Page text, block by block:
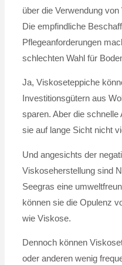
über die Verwendung
Die empfindliche
Pflegeanforderungen
schlechten Wahl für
Ja, Viskoseteppiche
Investitionsgütern aus
sparen. Aber die
sie auf lange Sicht nicht
Und angesichts der
Viskoseherstellung sind
Seegras eine
können sie die Opulenz
wie Viskose.
Dennoch können
oder anderen wenig